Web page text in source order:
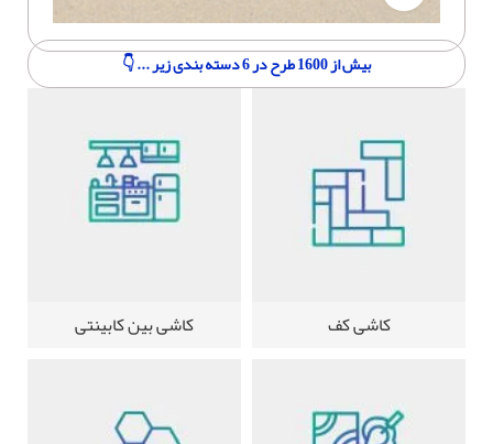
بیش از 1600 طرح در 6 دسته بندی زیر ... 👇
کاشی کف کاشی بین کابینتی